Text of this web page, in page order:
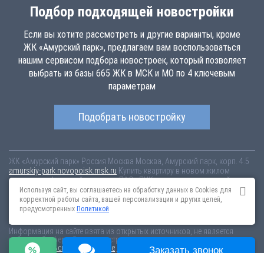
Подбор подходящей новостройки
Если вы хотите рассмотреть и другие варианты, кроме
ЖК «Амурский парк», предлагаем вам воспользоваться
нашим сервисом подбора новостроек, который позволяет
выбрать из базы 665 ЖК в МСК и МО по 4 ключевым
параметрам
Подобрать новостройку
ЖК «Амурский парк» Россия Москва Москва, Амурский парк, корп. 4.5
amurskiy-park.novopoisk.msk.ru Купить квартиру в новом жилом
комплексе «Амурский парк» от «ПАО «ПИК-специализированный
застройщик»» в районе Гольяново. Квартиры различных планировок
от 11.88 млн рублей!
Информация на сайте взята из открытых источников, не является
публичной офертой и распространяется для ознакомления.
Пользовательское соглашение
Соглашение о размещении
Используя сайт, вы соглашаетесь на обработку данных в Cookies для
корректной работы сайта, вашей персонализации и других целей,
предусмотренных Политикой
Заказать звонок